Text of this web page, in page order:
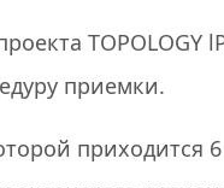
приемки.
приходится